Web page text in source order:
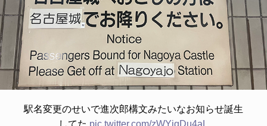
駅名変更のせいで進次郎構文みたいなお知らせ誕生
してた pic.twitter.com/zWYjqDu4aL